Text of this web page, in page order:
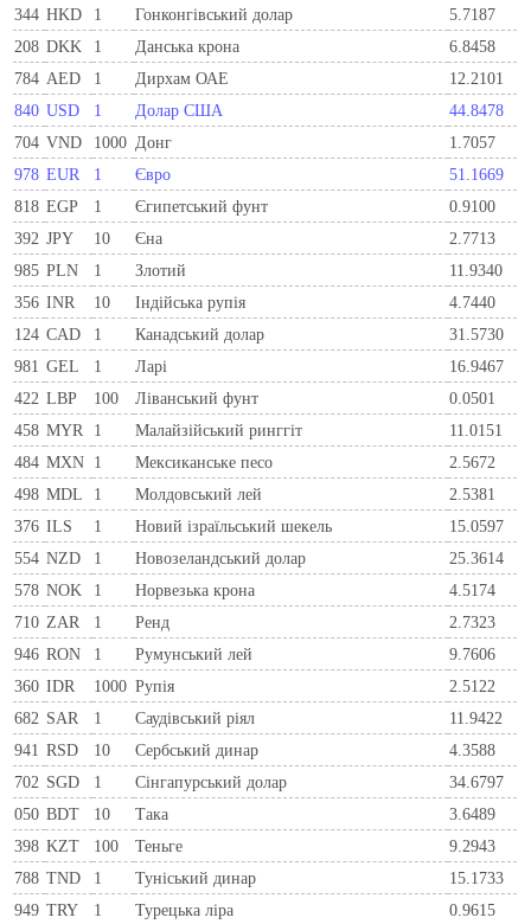
344 HKD 1 Гонконгівський долар
5.7187
208 DKK 1 Данська крона
6.8458
784 AED 1 Дирхам ОАЕ
12.2101
840 USD 1 Долар США
44.8478
704 VND 1000 Донг
1.7057
978 EUR 1 Євро
51.1669
818 EGP 1 Єгипетський фунт
0.9100
392 JPY 10 Єна
2.7713
985 PLN 1 Злотий
11.9340
356 INR 10 Індійська рупія
4.7440
124 CAD 1 Канадський долар
31.5730
981 GEL 1 Ларi
16.9467
422 LBP 100 Ліванський фунт
0.0501
458 MYR 1 Малайзійський ринггіт
11.0151
484 MXN 1 Мексиканське песо
2.5672
498 MDL 1 Молдовський лей
2.5381
376 ILS 1 Новий ізраїльський шекель
15.0597
554 NZD 1 Новозеландський долар
25.3614
578 NOK 1 Норвезька крона
4.5174
710 ZAR 1 Ренд
2.7323
946 RON 1 Румунський лей
9.7606
360 IDR 1000 Рупія
2.5122
682 SAR 1 Саудівський ріял
11.9422
941 RSD 10 Сербський динар
4.3588
702 SGD 1 Сінгапурський долар
34.6797
050 BDT 10 Така
3.6489
398 KZT 100 Теньге
9.2943
788 TND 1 Туніський динар
15.1733
949 TRY 1 Турецька ліра 0.9615